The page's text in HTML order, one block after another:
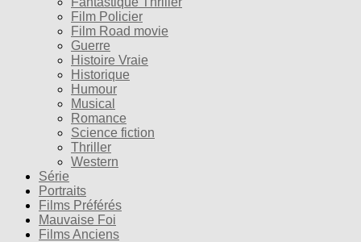
Film Policier
Film Road movie
Guerre
Histoire Vraie
Historique
Humour
Musical
Romance
Science fiction
Thriller
Western
Série
Portraits
Films Préférés
Mauvaise Foi
Films Anciens